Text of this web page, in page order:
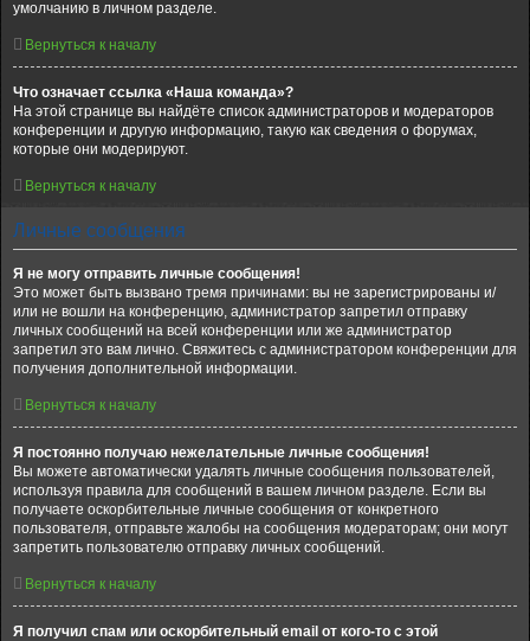
умолчанию в личном разделе.
Вернуться к началу
Что означает ссылка «Наша команда»?
На этой странице вы найдёте список администраторов и модераторов
конференции и другую информацию, такую как сведения о форумах,
которые они модерируют.
Вернуться к началу
Личные сообщения
Я не могу отправить личные сообщения!
Это может быть вызвано тремя причинами: вы не зарегистрированы и/
или не вошли на конференцию, администратор запретил отправку
личных сообщений на всей конференции или же администратор
запретил это вам лично. Свяжитесь с администратором конференции для
получения дополнительной информации.
Вернуться к началу
Я постоянно получаю нежелательные личные сообщения!
Вы можете автоматически удалять личные сообщения пользователей,
используя правила для сообщений в вашем личном разделе. Если вы
получаете оскорбительные личные сообщения от конкретного
пользователя, отправьте жалобы на сообщения модераторам; они могут
запретить пользователю отправку личных сообщений.
Вернуться к началу
Я получил спам или оскорбительный email от кого-то с этой